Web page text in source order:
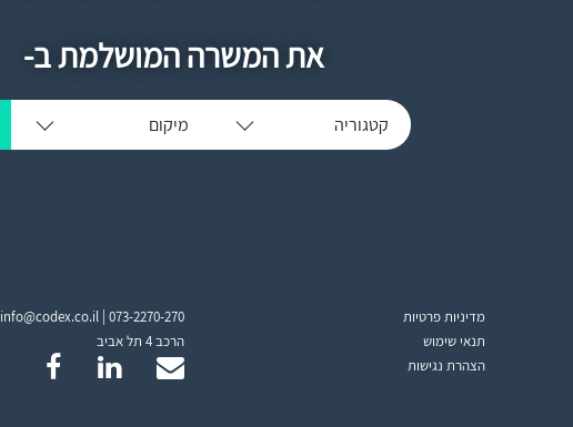
את המשרה המושלמת ב-
קטגוריה מיקום
מדיניות פרטיות
תנאי שימוש
הצהרת נגישות
info@codex.co.il | 073-2270-270
הרכב 4 תל אביב